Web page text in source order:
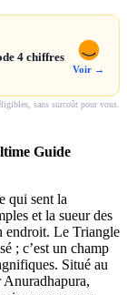
4 chiffres
Voir →
sans surcoût pour vous.
Guide
qui sent la
et la sueur des
endroit. Le Triangle
; c’est un champ
Situé au